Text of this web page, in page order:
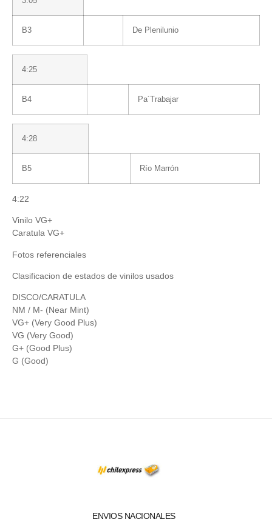
B3 De Plenilunio
4:25
B4 Pa´Trabajar
4:28
B5 Río Marrón
4:22
Vinilo VG+
Caratula VG+
Fotos referenciales
Clasificacion de estados de vinilos usados
DISCO/CARATULA
NM / M- (Near Mint)
VG+ (Very Good Plus)
VG (Very Good)
G+ (Good Plus)
G (Good)
ENVIOS NACIONALES